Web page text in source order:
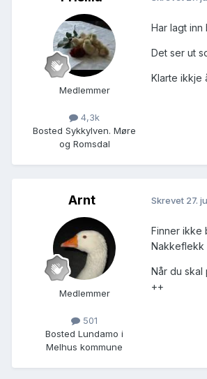
Medlemmer
4,3k
Bosted Sykkylven. Møre
og Romsdal
Har lagt
Det ser ut
Klarte ikkje
Arnt
Medlemmer
501
Bosted Lundamo i
Melhus kommune
Skrevet 27.
Finner ikke
Nakkeflekk
Når du
++